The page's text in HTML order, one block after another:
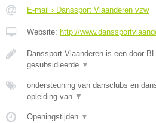
E-mail › Danssport Vlaanderen vzw
Website: http://
Danssport Vlaanderen is een door
gesubsidieerde ▼
ondersteuning van dansclubs en
opleiding van ▼
Openingstijden ▼